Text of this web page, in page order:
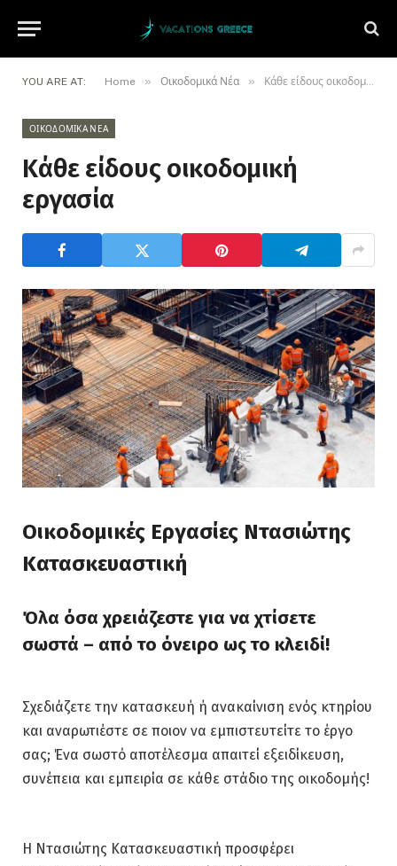
YOU ARE AT: Home » Οικοδομικά Νέα » Κάθε είδους οικοδομική εργασία
ΟΙΚΟΔΟΜΙΚΆ ΝΈΑ
Κάθε είδους οικοδομική
εργασία
Οικοδομικές Εργασίες Ντασιώτης
Κατασκευαστική
Όλα όσα χρειάζεστε για να χτίσετε
σωστά – από το όνειρο ως το κλειδί!
Σχεδιάζετε την κατασκευή ή ανακαίνιση ενός κτηρίου
και αναρωτιέστε σε ποιον να εμπιστευτείτε το έργο
σας; Ένα σωστό αποτέλεσμα απαιτεί εξειδίκευση,
συνέπεια και εμπειρία σε κάθε στάδιο της οικοδομής!
Η Ντασιώτης Κατασκευαστική προσφέρει